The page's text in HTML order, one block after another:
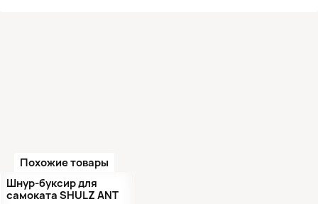
Похожие товары
Шнур-буксир для
самоката SHULZ ANT